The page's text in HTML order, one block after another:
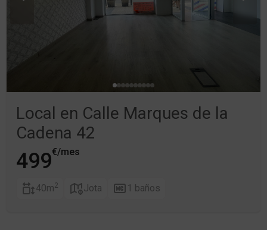
Local en Calle Marques de la
Cadena 42
499€/mes
40m2 Jota 1 baños